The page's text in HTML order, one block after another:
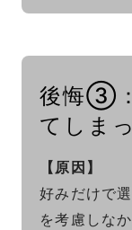
後悔③
てしま
【原因】
好みだけで
を考慮しな